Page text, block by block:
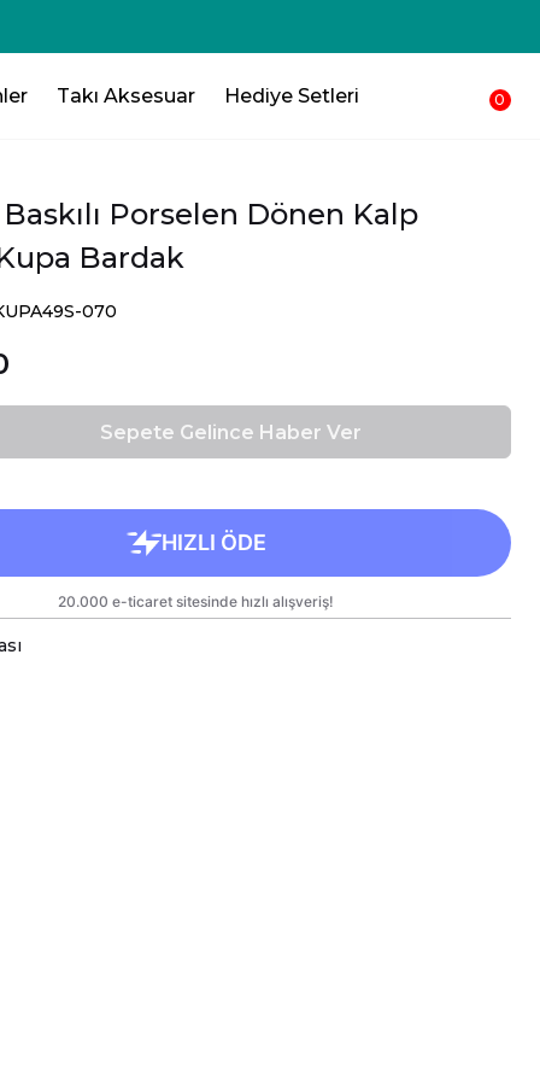
💸 Sepetinden düşsün !!!💸
Takı Aksesuar Hediye Setleri 0
Porselen Dönen Kalp
Bardak
070
Sepete Gelince Haber Ver